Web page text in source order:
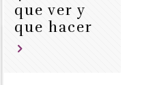
que ver y
que hacer